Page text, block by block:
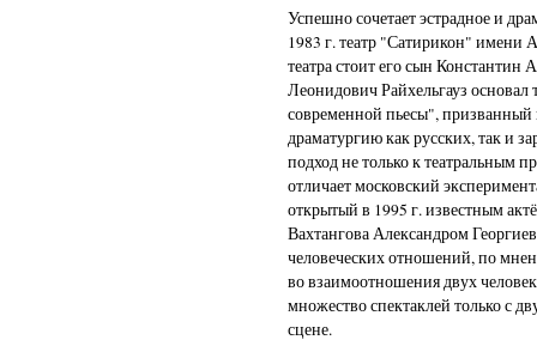
Успешно сочетает эстрадное и
1983 г. театр "Сатирикон" имени
театра стоит его сын
Леонидович Райхельгауз
современной пьесы",
драматургию как русских, так и
подход не только к театральным
отличает московский
открытый в 1995 г. известным
Вахтангова Александром
человеческих отношений, по
во взаимоотношения двух
множество спектаклей только с
сцене.